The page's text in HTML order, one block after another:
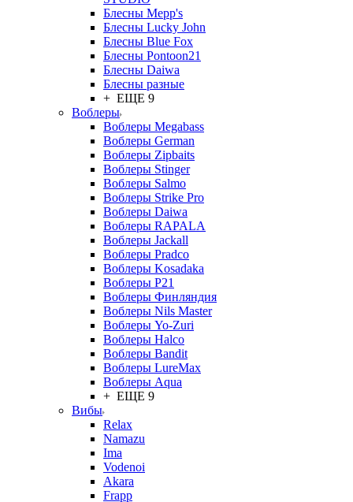
Блесны Mepp's
Блесны Lucky John
Блесны Blue Fox
Блесны Pontoon21
Блесны Daiwa
Блесны разные
+ ЕЩЕ 9
Воблеры
Воблеры Megabass
Воблеры German
Воблеры Zipbaits
Воблеры Stinger
Воблеры Salmo
Воблеры Strike Pro
Воблеры Daiwa
Воблеры RAPALA
Воблеры Jackall
Воблеры Pradco
Воблеры Kosadaka
Воблеры P21
Воблеры Финляндия
Воблеры Nils Master
Воблеры Yo-Zuri
Воблеры Halco
Воблеры Bandit
Воблеры LureMax
Воблеры Aqua
+ ЕЩЕ 9
Вибы
Relax
Namazu
Ima
Vodenoi
Akara
Frapp